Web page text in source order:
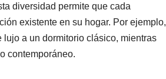
diversidad permite que cada
existente en su hogar. Por ejemplo,
a un dormitorio clásico, mientras
contemporáneo.